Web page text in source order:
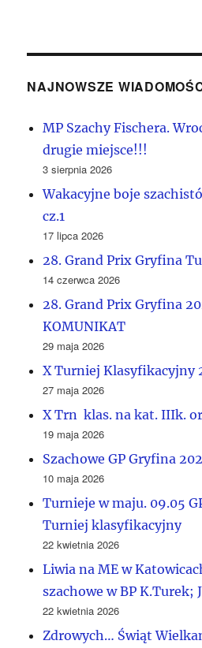
NAJNOWSZE
MP Szachy Fischera.
drugie miejsce!!!
3 sierpnia 2026
Wakacyjne boje
cz.1
17 lipca 2026
28. Grand Prix Gryfina
14 czerwca 2026
28. Grand Prix Gryfina
KOMUNIKAT
29 maja 2026
X Turniej Klasyfikacyjny
27 maja 2026
X Trn klas. na kat. IIIk.
19 maja 2026
Szachowe GP Gryfina
10 maja 2026
Turnieje w maju. 09.05
Turniej klasyfikacyjny
22 kwietnia 2026
Liwia na ME w
szachowe w BP K.Turek;
22 kwietnia 2026
Zdrowych… Świąt